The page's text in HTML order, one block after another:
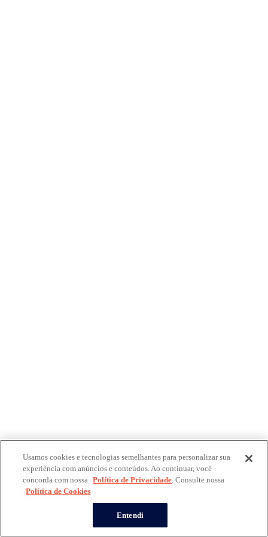
Usamos cookies e tecnologias semelhantes para personalizar sua
experiência com anúncios e conteúdos. Ao continuar, você
concorda com nossa Política de Privacidade. Consulte nossa
Política de Cookies
Entendi